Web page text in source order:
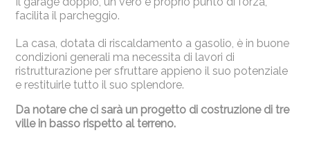
facilita il parcheggio.
La casa, dotata di riscaldamento a gasolio, è in buone
condizioni generali ma necessita di lavori di
ristrutturazione per sfruttare appieno il suo potenziale
e restituirle tutto il suo splendore.
Da notare che ci sarà un progetto di costruzione di tre
ville in basso rispetto al terreno.